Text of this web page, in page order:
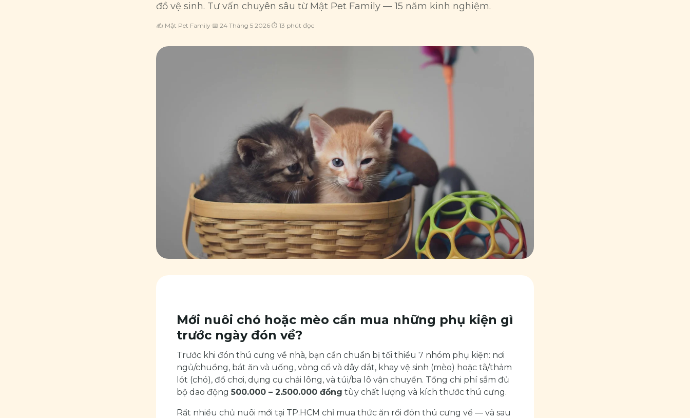
đồ vệ sinh. Tư vấn chuyên sâu từ Mật Pet Family — 15 năm kinh nghiệm.
✍️ Mật Pet Family·📅 24 Tháng 5 2026·⏱ 13 phút đọc
Mới nuôi chó hoặc mèo cần mua những phụ kiện gì
trước ngày đón về?
Trước khi đón thú cưng về nhà, bạn cần chuẩn bị tối thiểu 7 nhóm phụ kiện: nơi
ngủ/chuồng, bát ăn và uống, vòng cổ và dây dắt, khay vệ sinh (mèo) hoặc tã/thảm
lót (chó), đồ chơi, dụng cụ chải lông, và túi/ba lô vận chuyển. Tổng chi phí sắm đủ
bộ dao động500.000 – 2.500.000 đồng tùy chất lượng và kích thước thú cưng.
Rất nhiều chủ nuôi mới tại TP.HCM chỉ mua thức ăn rồi đón thú cưng về — và sau